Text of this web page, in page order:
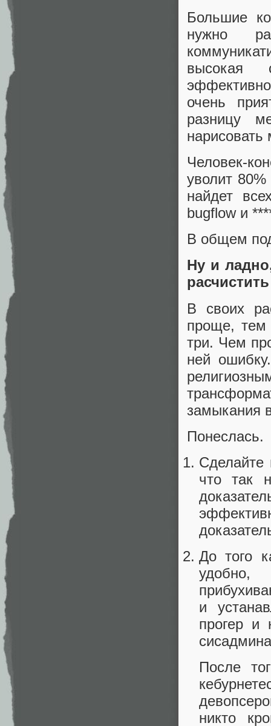
Большие
нужно
высокая
очень
разницу
Человек-
уволит
найдет
bugflow и
В общем
Ну и
В своих
проще, тем
три. Чем
ней
замыкания
Понеслась.
Сделайте
что так
До того
удобно,
и
прогер и
После
никто